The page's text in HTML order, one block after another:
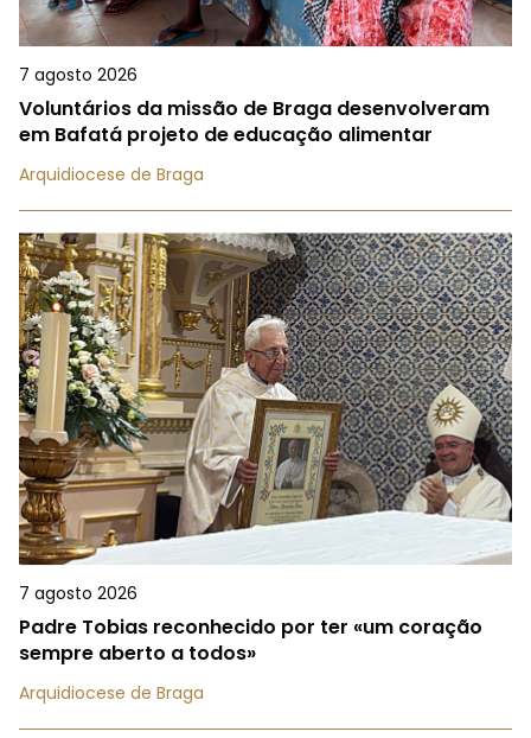
7 agosto 2026
Voluntários da missão de Braga desenvolveram
em Bafatá projeto de educação alimentar
Arquidiocese de Braga
7 agosto 2026
Padre Tobias reconhecido por ter «um coração
sempre aberto a todos»
Arquidiocese de Braga